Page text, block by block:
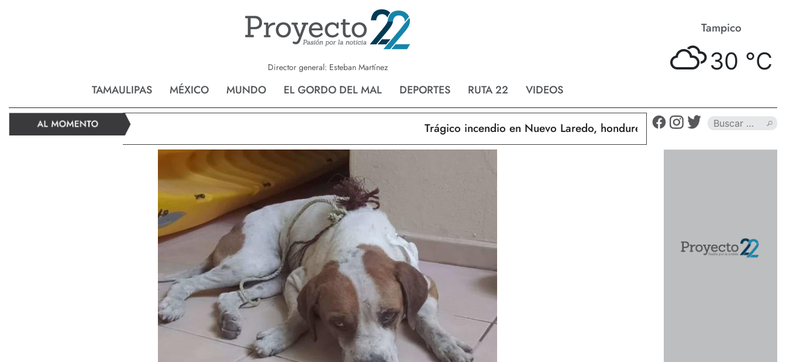
Director general: Esteban Martínez
TAMAULIPAS MÉXICO MUNDO EL GORDO DEL MAL DEPORTES RUTA 22 VIDEOS
Reynosa Nvo. Laredo Tampico
30 °C
Trágico incendio en Nuevo Laredo, hondureño muere calcinado